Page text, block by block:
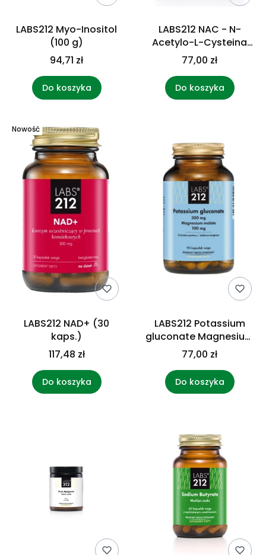
LABS212 Myo-Inositol
(100 g)
94,71 zł
Do koszyka
LABS212 NAC - N-
Acetylo-L-Cysteina
300 mg (60 kaps.)
77,00 zł
Do koszyka
Nowość
LABS212 NAD+ (30
kaps.)
117,48 zł
Do koszyka
LABS212 Potassium
gluconate Magnesium
malate (90 kaps.)
77,00 zł
Do koszyka